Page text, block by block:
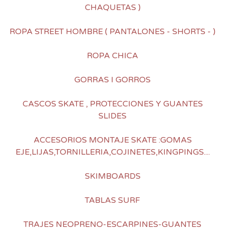
CHAQUETAS )
ROPA STREET HOMBRE ( PANTALONES - SHORTS - )
ROPA CHICA
GORRAS I GORROS
CASCOS SKATE , PROTECCIONES Y GUANTES
SLIDES
ACCESORIOS MONTAJE SKATE :GOMAS
EJE,LIJAS,TORNILLERIA,COJINETES,KINGPINGS....
SKIMBOARDS
TABLAS SURF
TRAJES NEOPRENO-ESCARPINES-GUANTES